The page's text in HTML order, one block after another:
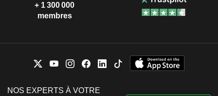
+ 1 300 000
membres
NOS EXPERTS À VOTRE